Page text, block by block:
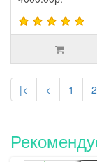
|< < 1 2